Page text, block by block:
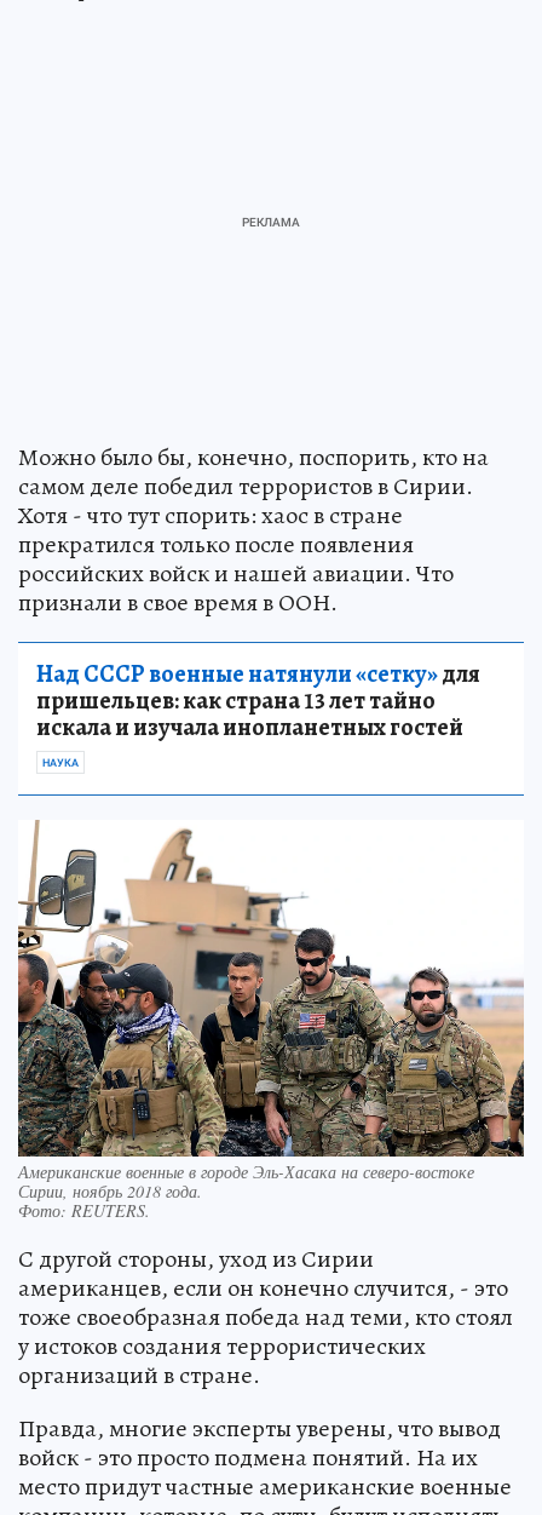
Можно было бы, конечно, поспорить, кто на
самом деле победил террористов в Сирии.
Хотя - что тут спорить: хаос в стране
прекратился только после появления
российских войск и нашей авиации. Что
признали в свое время в ООН.
Над СССР военные натянули «сетку»для
пришельцев: как страна 13 лет тайно
искала и изучала инопланетных гостей
НАУКА
Американские военные в городе Эль-Хасака на северо-востоке
Сирии, ноябрь 2018 года.
Фото: REUTERS.
С другой стороны, уход из Сирии
американцев, если он конечно случится, - это
тоже своеобразная победа над теми, кто стоял
у истоков создания террористических
организаций в стране.
Правда, многие эксперты уверены, что вывод
войск - это просто подмена понятий. На их
место придут частные американские военные